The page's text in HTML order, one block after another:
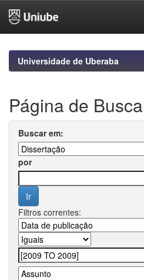
navigationUniversidade de Uberaba
Página de Busca
Buscar em:
por
Filtros correntes: